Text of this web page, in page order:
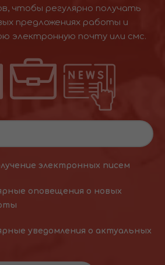
чтобы регулярно получать
предложениях работы и
электронную почту или смс.
электронных писем
оповещения о новых
уведомления о актуальных